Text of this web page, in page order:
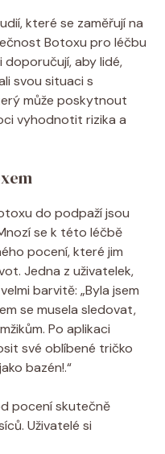
které se zaměřují na⁢
Botoxu pro léčbu
aby lidé,
svou situaci s
může poskytnout
vyhodnotit rizika ‍a
do ⁣podpaží ⁣jsou
se k této léčbě
pocení, které jim
Jedna z uživatelek,
barvitě: „Byla jsem
se musela ⁢sledovat,
Po aplikaci
své​ oblíbené tričko
​bazén!.“
pocení skutečně
Uživatelé si‌